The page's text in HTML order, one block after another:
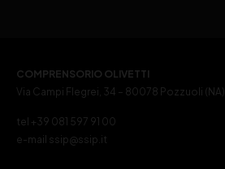
COMPRENSORIO OLIVETTI
Via Campi Flegrei, 34 – 80078 Pozzuoli (NA)
tel +39 081 597 91 00
e-mail ssip@ssip.it